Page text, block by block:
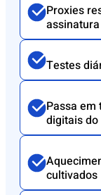
Proxies
assinatura
Testes
Passa
digitais
cultivados